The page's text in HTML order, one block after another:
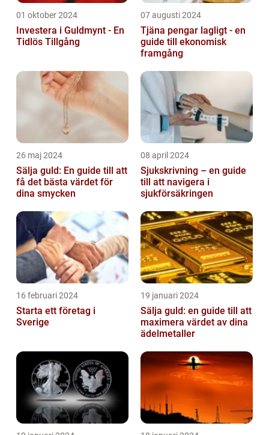
01 oktober 2024
Investera i Guldmynt - En
Tidlös Tillgång
07 augusti 2024
Tjäna pengar lagligt - en
guide till ekonomisk
framgång
26 maj 2024
Sälja guld: En guide till att
få det bästa värdet för
dina smycken
08 april 2024
Sjukskrivning – en guide
till att navigera i
sjukförsäkringen
16 februari 2024
Starta ett företag i
Sverige
19 januari 2024
Sälja guld: en guide till att
maximera värdet av dina
ädelmetaller